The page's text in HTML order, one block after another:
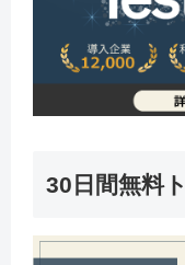
30日間無料